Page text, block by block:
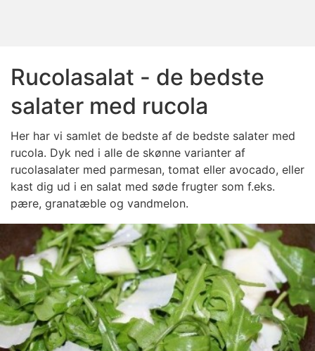
Rucolasalat - de bedste
salater med rucola
Her har vi samlet de bedste af de bedste salater med
rucola. Dyk ned i alle de skønne varianter af
rucolasalater med parmesan, tomat eller avocado, eller
kast dig ud i en salat med søde frugter som f.eks.
pære, granatæble og vandmelon.